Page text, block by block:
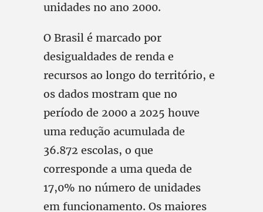
unidades no ano 2000.
O Brasil é marcado por
desigualdades de renda e
recursos ao longo do território, e
os dados mostram que no
período de 2000 a 2025 houve
uma redução acumulada de
36.872 escolas, o que
corresponde a uma queda de
17,0% no número de unidades
em funcionamento. Os maiores